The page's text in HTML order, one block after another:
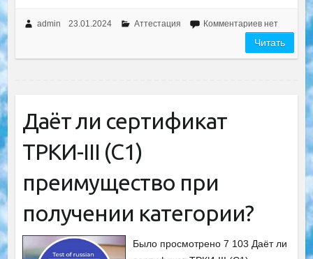
admin 23.01.2024 Аттестация Комментариев нет
Читать
Даёт ли сертификат
ТРКИ-III (С1)
преимущество при
получении категории?
Было просмотрено 7 103 Даёт ли